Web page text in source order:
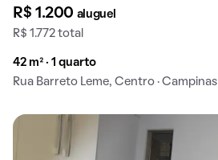
R$ 1.200 aluguel
R$ 1.772 total
42 m² · 1 quarto
Rua Barreto Leme, Centro · Campinas